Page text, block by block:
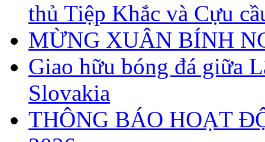
thủ Tiệp Khắc và Cựu
MỪNG XUÂN BÍNH
Giao hữu bóng đá giữa
Slovakia
THÔNG BÁO HOẠT